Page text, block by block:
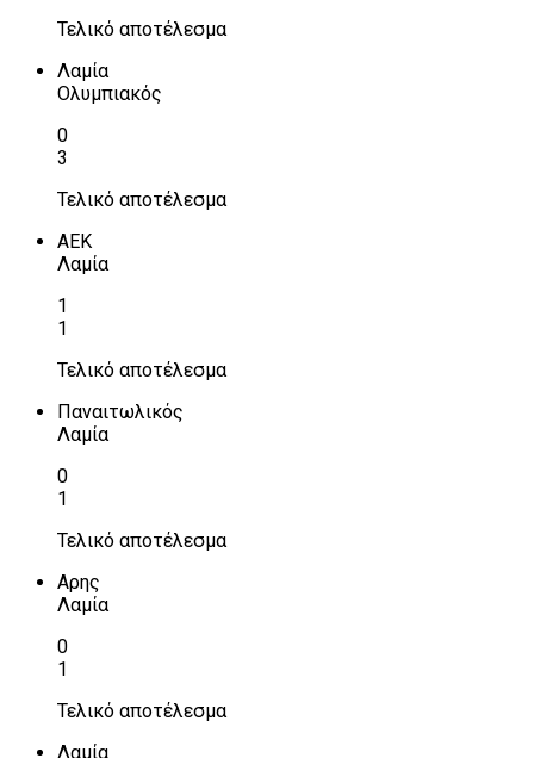
Τελικό αποτέλεσμα
Λαμία
Ολυμπιακός
0
3
Τελικό αποτέλεσμα
ΑΕΚ
Λαμία
1
1
Τελικό αποτέλεσμα
Παναιτωλικός
Λαμία
0
1
Τελικό αποτέλεσμα
Αρης
Λαμία
0
1
Τελικό αποτέλεσμα
Λαμία